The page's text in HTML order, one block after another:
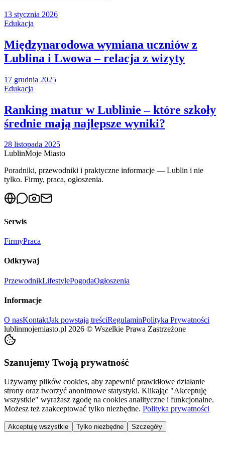
13 stycznia 2026
Edukacja
Międzynarodowa wymiana uczniów z
Lublina i Lwowa – relacja z wizyty
17 grudnia 2025
Edukacja
Ranking matur w Lublinie – które szkoły
średnie mają najlepsze wyniki?
28 listopada 2025
LublinMoje Miasto
Poradniki, przewodniki i praktyczne informacje — Lublin i nie
tylko. Firmy, praca, ogłoszenia.
Serwis
FirmyPraca
Odkrywaj
PrzewodnikLifestylePogodaOgłoszenia
Informacje
O nasKontaktJak powstają treściRegulaminPolityka Prywatności
lublinmojemiasto.pl 2026 © Wszelkie Prawa Zastrzeżone
Szanujemy Twoją prywatność
Używamy plików cookies, aby zapewnić prawidłowe działanie
strony oraz tworzyć anonimowe statystyki. Klikając "Akceptuję
wszystkie" wyrażasz zgodę na cookies analityczne i funkcjonalne.
Możesz też zaakceptować tylko niezbędne. Polityka prywatności
Akceptuję wszystkie Tylko niezbędne Szczegóły